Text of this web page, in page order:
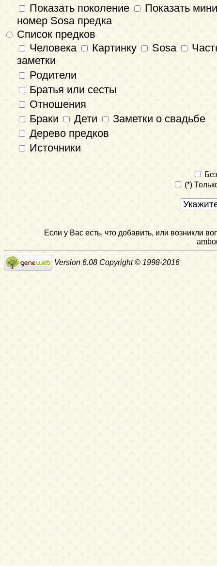
Показать поколение
Показать
номер Sosa предка
Список предков
Человека
Картинку Sosa
заметки
Родители
Братья или сесты
Отношения
Браки
Дети
Заметки о свадьбе
Дерево предков
Источники
(*)
Если у Вас есть, что добавить, или возникли
Version 6.08 Copyright © 1998-2016